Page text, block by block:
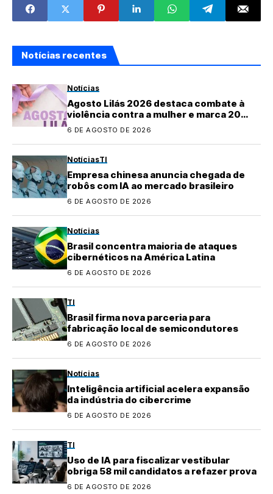
Notícias recentes
Notícias
Agosto Lilás 2026 destaca combate à
violência contra a mulher e marca 20
anos da Lei Maria da Penha
6 DE AGOSTO DE 2026
NotíciasTI
Empresa chinesa anuncia chegada de
robôs com IA ao mercado brasileiro
6 DE AGOSTO DE 2026
Notícias
Brasil concentra maioria de ataques
cibernéticos na América Latina
6 DE AGOSTO DE 2026
TI
Brasil firma nova parceria para
fabricação local de semicondutores
6 DE AGOSTO DE 2026
Notícias
Inteligência artificial acelera expansão
da indústria do cibercrime
6 DE AGOSTO DE 2026
TI
Uso de IA para fiscalizar vestibular
obriga 58 mil candidatos a refazer prova
6 DE AGOSTO DE 2026